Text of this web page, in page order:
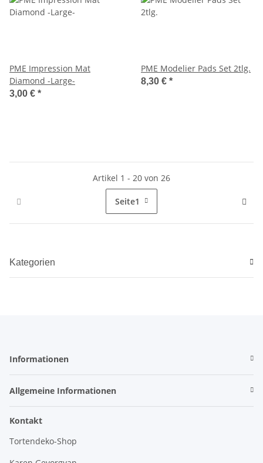
PME Impression Mat
Diamond -Large-
3,00 € *
PME Modelier Pads Set 2tlg.
8,30 € *
Artikel 1 - 20 von 26
Seite1
Kategorien
Informationen
Allgemeine Informationen
Kontakt
Tortendeko-Shop